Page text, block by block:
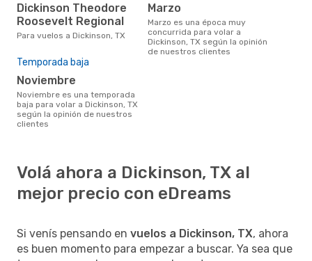
Dickinson Theodore
Roosevelt Regional
Para vuelos a Dickinson, TX
marzo
marzo es una época muy
concurrida para volar a
Dickinson, TX según la opinión
de nuestros clientes
Temporada baja
noviembre
noviembre es una temporada
baja para volar a Dickinson, TX
según la opinión de nuestros
clientes
Volá ahora a Dickinson, TX al
mejor precio con eDreams
Si venís pensando en vuelos a Dickinson, TX, ahora
es buen momento para empezar a buscar. Ya sea que